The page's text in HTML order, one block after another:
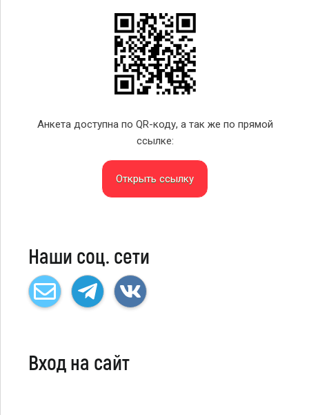
Анкета доступна по QR-коду, а так же по прямой
ссылке:
Открыть ссылку
Наши соц. сети
Вход на сайт